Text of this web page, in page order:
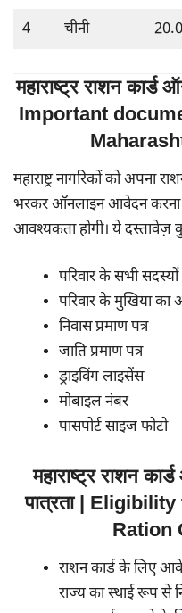
4 चीनी
महाराष्ट्र राशन
Important
महाराष्ट्र नागरिकों को अपना
भरकर ऑनलाइन आवेदन करना
आवश्यकता होगी। ये दस्तावेज़
परिवार के सभी
परिवार के मुखिया का
निवास प्रमाण पत्र
जाति प्रमाण पत्र
ड्राइविंग लाइसेंस
मोबाइल नंबर
पासपोर्ट साइज फोटो
महाराष्ट्र राशन
पात्रता |
Ration
राशन कार्ड के लिए
राज्य का स्थाई रूप से